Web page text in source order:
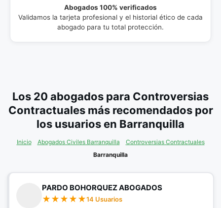
Abogados 100% verificados
Validamos la tarjeta profesional y el historial ético de cada
abogado para tu total protección.
Los 20 abogados para Controversias
Contractuales más recomendados por
los usuarios en Barranquilla
Inicio Abogados Civiles Barranquilla
Controversias Contractuales
Barranquilla
PARDO BOHORQUEZ ABOGADOS
14 Usuarios